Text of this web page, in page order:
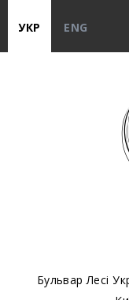
УКР ENG
Бульвар Лесі